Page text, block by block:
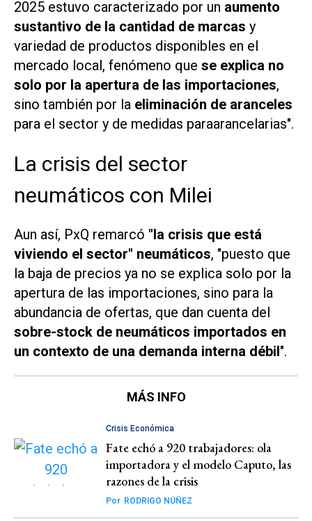
2025 estuvo caracterizado por un aumento
sustantivo de la cantidad de marcas y
variedad de productos disponibles en el
mercado local, fenómeno que se explica no
solo por la apertura de las importaciones,
sino también por la eliminación de aranceles
para el sector y de medidas paraarancelarias".
La crisis del sector
neumáticos con Milei
Aun así, PxQ remarcó "la crisis que está
viviendo el sector" neumáticos, "puesto que
la baja de precios ya no se explica solo por la
apertura de las importaciones, sino para la
abundancia de ofertas, que dan cuenta del
sobre-stock de neumáticos importados en
un contexto de una demanda interna débil".
MÁS INFO
Crisis Económica
Fate echó a 920 trabajadores: ola
importadora y el modelo Caputo, las
razones de la crisis
Por RODRIGO NÚÑEZ